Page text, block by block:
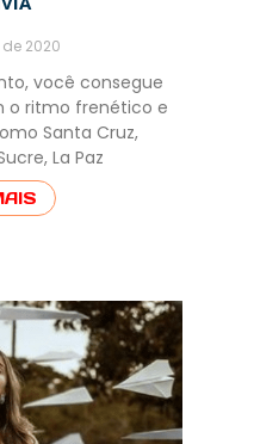
2020
você consegue
o ritmo frenético e
Santa Cruz,
La Paz